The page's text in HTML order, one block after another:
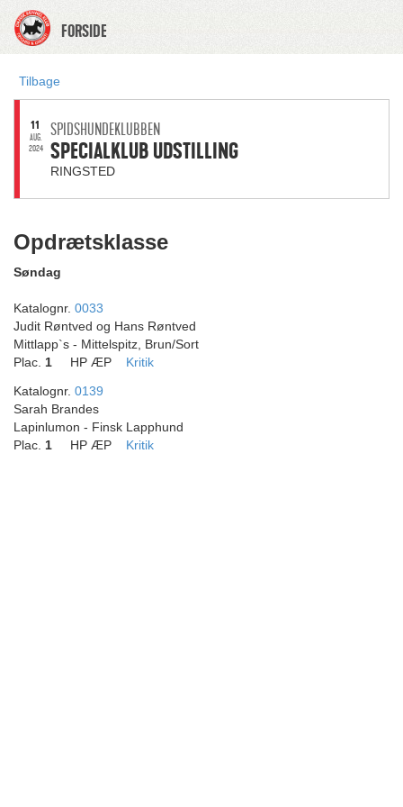
FORSIDE
Tilbage
11
AUG.
2024
SPIDSHUNDEKLUBBEN
SPECIALKLUB UDSTILLING
RINGSTED
Opdrætsklasse
Søndag
Katalognr. 0033
Judit Røntved og Hans Røntved
Mittlapp`s - Mittelspitz, Brun/Sort
Plac. 1 HP ÆP Kritik
Katalognr. 0139
Sarah Brandes
Lapinlumon - Finsk Lapphund
Plac. 1 HP ÆP Kritik